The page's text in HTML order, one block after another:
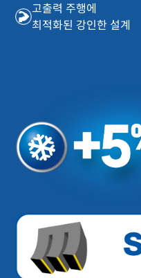
고출력 주행에
최적화된 강인한 설계